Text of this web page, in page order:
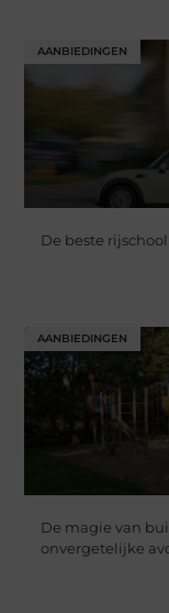
AANBIEDINGEN
De beste
AANBIEDINGEN
De magie van
onvergetelijke